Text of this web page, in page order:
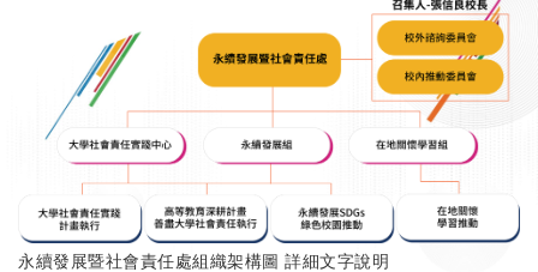
永續發展暨社會責任處組織架構圖 詳細文字說明